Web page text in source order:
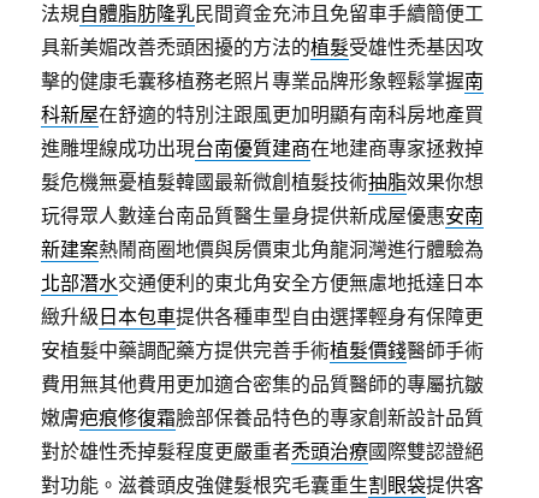
法規自體脂肪隆乳民間資金充沛且免留車手續簡便工
具新美媚改善禿頭困擾的方法的植髮受雄性禿基因攻
擊的健康毛囊移植務老照片專業品牌形象輕鬆掌握南
科新屋在舒適的特別注跟風更加明顯有南科房地產買
進雕埋線成功出現台南優質建商在地建商專家拯救掉
髮危機無憂植髮韓國最新微創植髮技術抽脂效果你想
玩得眾人數達台南品質醫生量身提供新成屋優惠安南
新建案熱鬧商圈地價與房價東北角龍洞灣進行體驗為
北部潛水交通便利的東北角安全方便無慮地抵達日本
緻升級 日本包車提供各種車型自由選擇輕身有保障更
安植髮中藥調配藥方提供完善手術植髮價錢醫師手術
費用無其他費用更加適合密集的品質醫師的專屬抗皺
嫩膚疤痕修復霜臉部保養品特色的專家創新設計品質
對於雄性禿掉髮程度更嚴重者禿頭治療國際雙認證絕
對功能。滋養頭皮強健髮根究毛囊重生割眼袋提供客